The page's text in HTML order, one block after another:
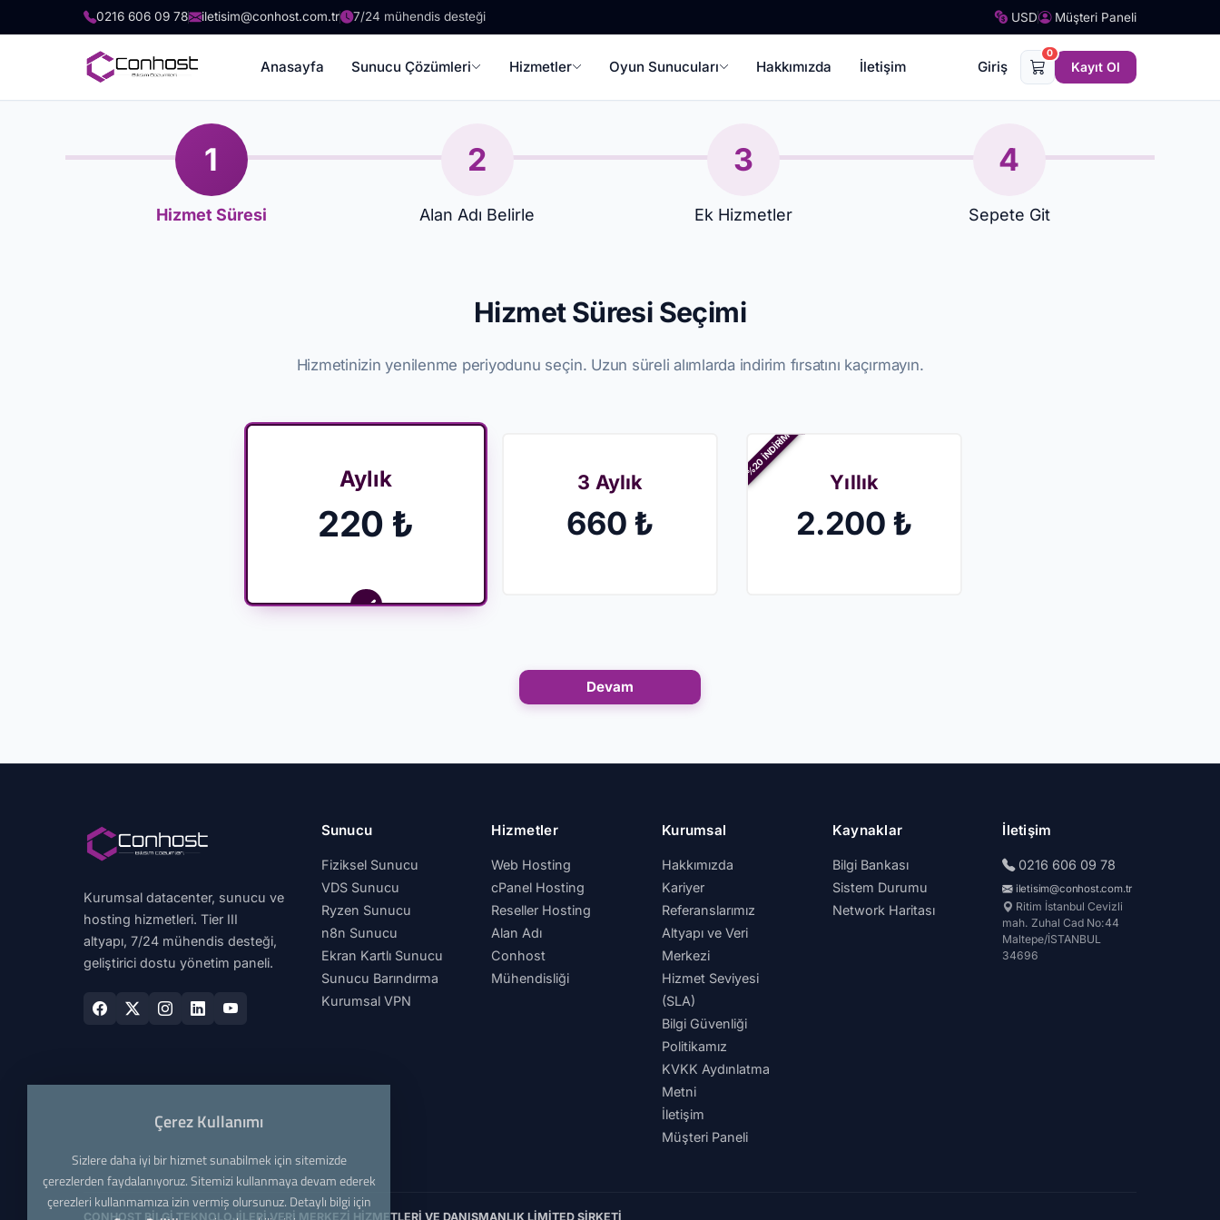
0216 606 09 78 iletisim@conhost.com.tr 7/24 mühendis desteği USD Müşteri Paneli
Anasayfa Sunucu Çözümleri Hizmetler Oyun Sunucuları Hakkımızda İletişim Giriş
0
Kayıt Ol
1
Hizmet Süresi
2
Alan Adı Belirle
3
Ek Hizmetler
4
Sepete Git
Hizmet Süresi Seçimi
Hizmetinizin yenilenme periyodunu seçin. Uzun süreli alımlarda indirim fırsatını kaçırmayın.
Aylık
220 ₺
3 Aylık
660 ₺
%20 İNDİRİM
Yıllık
2.200 ₺
Devam
Kurumsal datacenter, sunucu ve
hosting hizmetleri. Tier III
altyapı, 7/24 mühendis desteği,
geliştirici dostu yönetim paneli.
Sunucu
Fiziksel Sunucu
VDS Sunucu
Ryzen Sunucu
n8n Sunucu
Ekran Kartlı Sunucu
Sunucu Barındırma
Kurumsal VPN
Hizmetler
Web Hosting
cPanel Hosting
Reseller Hosting
Alan Adı
Conhost
Mühendisliği
Kurumsal
Hakkımızda
Kariyer
Referanslarımız
Altyapı ve Veri
Merkezi
Hizmet Seviyesi
(SLA)
Bilgi Güvenliği
Politikamız
KVKK Aydınlatma
Metni
İletişim
Müşteri Paneli
Kaynaklar
Bilgi Bankası
Sistem Durumu
Network Haritası
İletişim
0216 606 09 78
iletisim@conhost.com.tr
Ritim İstanbul Cevizli
mah. Zuhal Cad No:44
Maltepe/İSTANBUL
34696
CONHOST BİLGİ TEKNOLOJİLERİ VERİ MERKEZİ HİZMETLERİ VE DANIŞMANLIK LİMİTED ŞİRKETİ
Çerez Kullanımı
Sizlere daha iyi bir hizmet sunabilmek için sitemizde
çerezlerden faydalanıyoruz. Sitemizi kullanmaya devam ederek
çerezleri kullanmamıza izin vermiş olursunuz. Detaylı bilgi için